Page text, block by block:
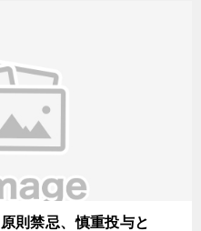
則禁忌、慎重投与と